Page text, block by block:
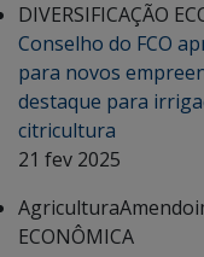
DIVERSIFICAÇÃO
Conselho do FCO
para novos
destaque para
citricultura
21 fev 2025
Agricultura
ECONÔMICA